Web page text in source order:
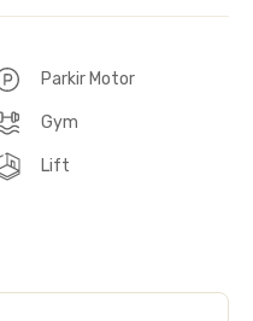
Parkir Motor
Gym
Lift